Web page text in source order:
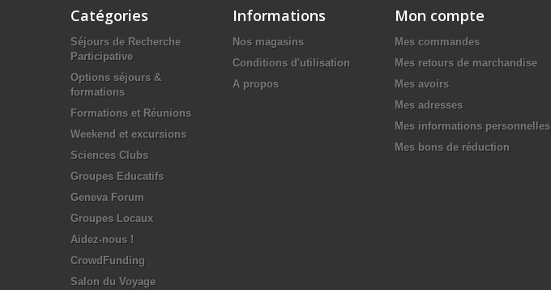
Catégories
Séjours de Recherche
Participative
Options séjours &
formations
Formations et Réunions
Weekend et excursions
Sciences Clubs
Groupes Educatifs
Geneva Forum
Groupes Locaux
Aidez-nous !
CrowdFunding
Salon du Voyage
Informations
Nos magasins
Conditions d'utilisation
A propos
Mon compte
Mes commandes
Mes retours de marchandise
Mes avoirs
Mes adresses
Mes informations personnelles
Mes bons de réduction